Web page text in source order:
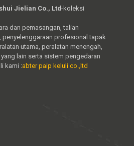
Jielian Co., Ltd-koleksi
dan pemasangan, talian
penyelenggaraan profesional tapak
utama, peralatan menengah,
lain serta sistem pengedaran
kami :abter paip keluli co.,ltd